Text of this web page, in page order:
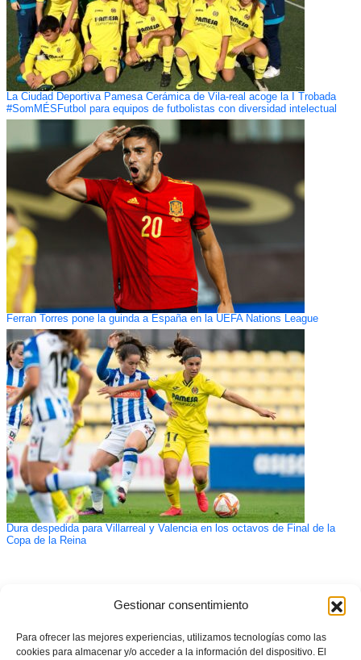
Gestionar consentimiento
Para ofrecer las mejores experiencias, utilizamos tecnologías como las
cookies para almacenar y/o acceder a la información del dispositivo. El
La Ciudad Deportiva Pamesa Cerámica de Vila-real acoge la I Trobada
#SomMÉSFutbol para equipos de futbolistas con diversidad intelectual
Ferran Torres pone la guinda a España en la UEFA Nations League
Dura despedida para Villarreal y Valencia en los octavos de Final de la
Copa de la Reina